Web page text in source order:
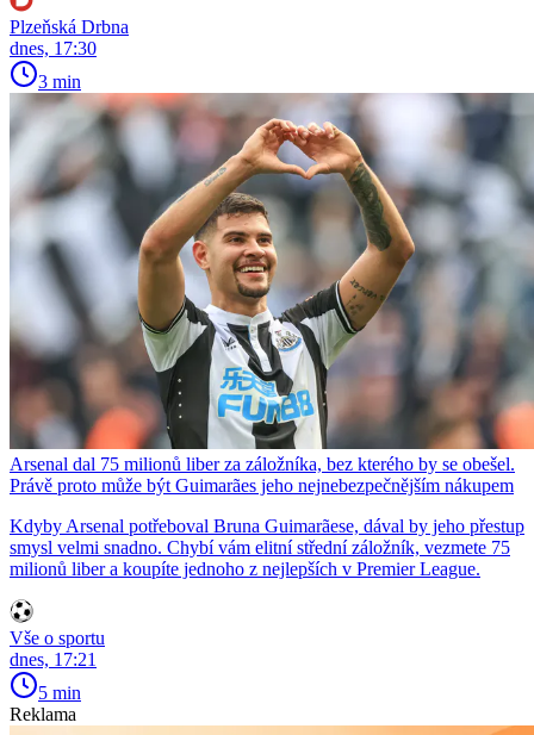
Plzeňská Drbna
dnes, 17:30
3 min
Arsenal dal 75 milionů liber za záložníka, bez kterého by se obešel.
Právě proto může být Guimarães jeho nejnebezpečnějším nákupem
Kdyby Arsenal potřeboval Bruna Guimarãese, dával by jeho přestup
smysl velmi snadno. Chybí vám elitní střední záložník, vezmete 75
milionů liber a koupíte jednoho z nejlepších v Premier League.
Vše o sportu
dnes, 17:21
5 min
Reklama